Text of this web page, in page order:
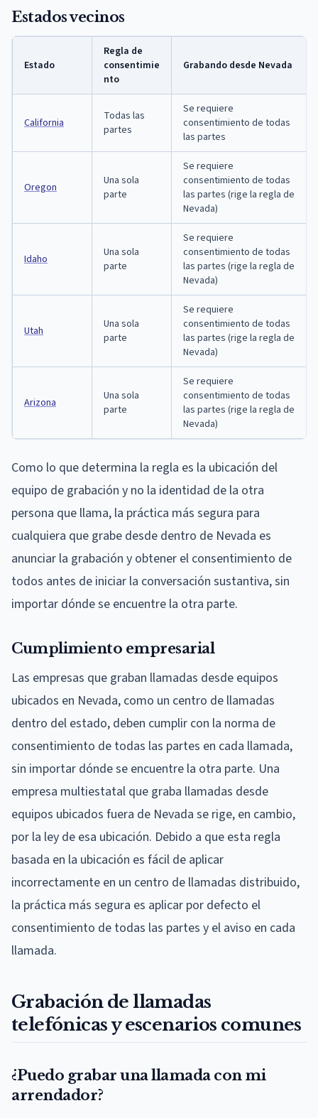
Estados vecinos
Estado
Regla de
consentimie
nto
Grabando desde Nevada
California
Todas las
partes
Se requiere
consentimiento de todas
las partes
Oregon
Una sola
parte
Se requiere
consentimiento de todas
las partes (rige la regla de
Nevada)
Idaho
Una sola
parte
Se requiere
consentimiento de todas
las partes (rige la regla de
Nevada)
Utah
Una sola
parte
Se requiere
consentimiento de todas
las partes (rige la regla de
Nevada)
Arizona
Una sola
parte
Se requiere
consentimiento de todas
las partes (rige la regla de
Nevada)
Como lo que determina la regla es la ubicación del
equipo de grabación y no la identidad de la otra
persona que llama, la práctica más segura para
cualquiera que grabe desde dentro de Nevada es
anunciar la grabación y obtener el consentimiento de
todos antes de iniciar la conversación sustantiva, sin
importar dónde se encuentre la otra parte.
Cumplimiento empresarial
Las empresas que graban llamadas desde equipos
ubicados en Nevada, como un centro de llamadas
dentro del estado, deben cumplir con la norma de
consentimiento de todas las partes en cada llamada,
sin importar dónde se encuentre la otra parte. Una
empresa multiestatal que graba llamadas desde
equipos ubicados fuera de Nevada se rige, en cambio,
por la ley de esa ubicación. Debido a que esta regla
basada en la ubicación es fácil de aplicar
incorrectamente en un centro de llamadas distribuido,
la práctica más segura es aplicar por defecto el
consentimiento de todas las partes y el aviso en cada
llamada.
Grabación de llamadas
telefónicas y escenarios comunes
¿Puedo grabar una llamada con mi
arrendador?